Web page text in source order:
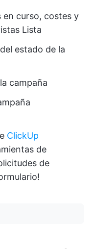
en curso, costes y
Lista
estado de la
campaña
ClickUp
de
de